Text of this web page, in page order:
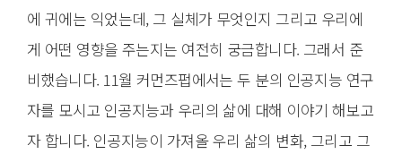
에 귀에는 익었는데, 그 실체가 무엇인지 그리고 우리에
게 어떤 영향을 주는지는 여전히 궁금합니다. 그래서 준
비했습니다. 11월 커먼즈펍에서는 두 분의 인공지능 연구
자를 모시고 인공지능과 우리의 삶에 대해 이야기 해보고
자 합니다. 인공지능이 가져올 우리 삶의 변화, 그리고 그